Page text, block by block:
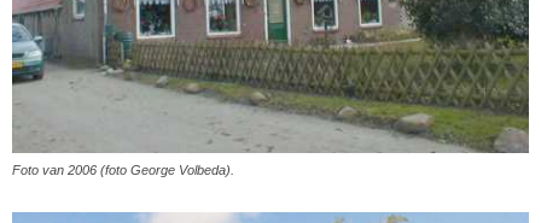
Foto van 2006 (foto George Volbeda).